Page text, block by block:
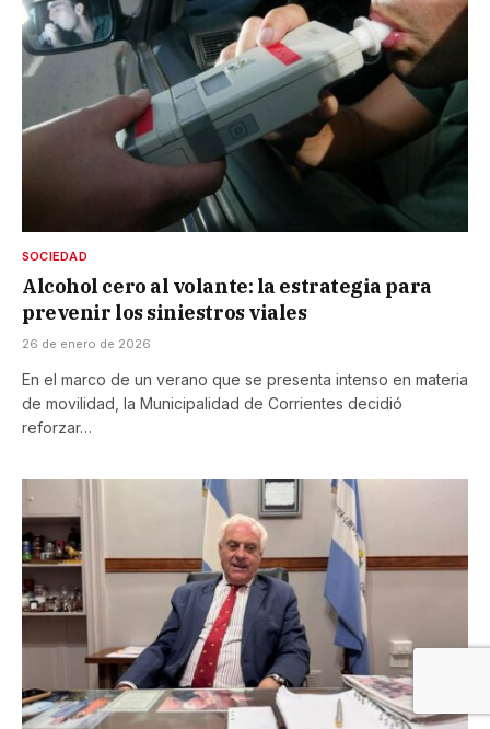
SOCIEDAD
Alcohol cero al volante: la estrategia para
prevenir los siniestros viales
26 de enero de 2026
En el marco de un verano que se presenta intenso en materia
de movilidad, la Municipalidad de Corrientes decidió
reforzar…